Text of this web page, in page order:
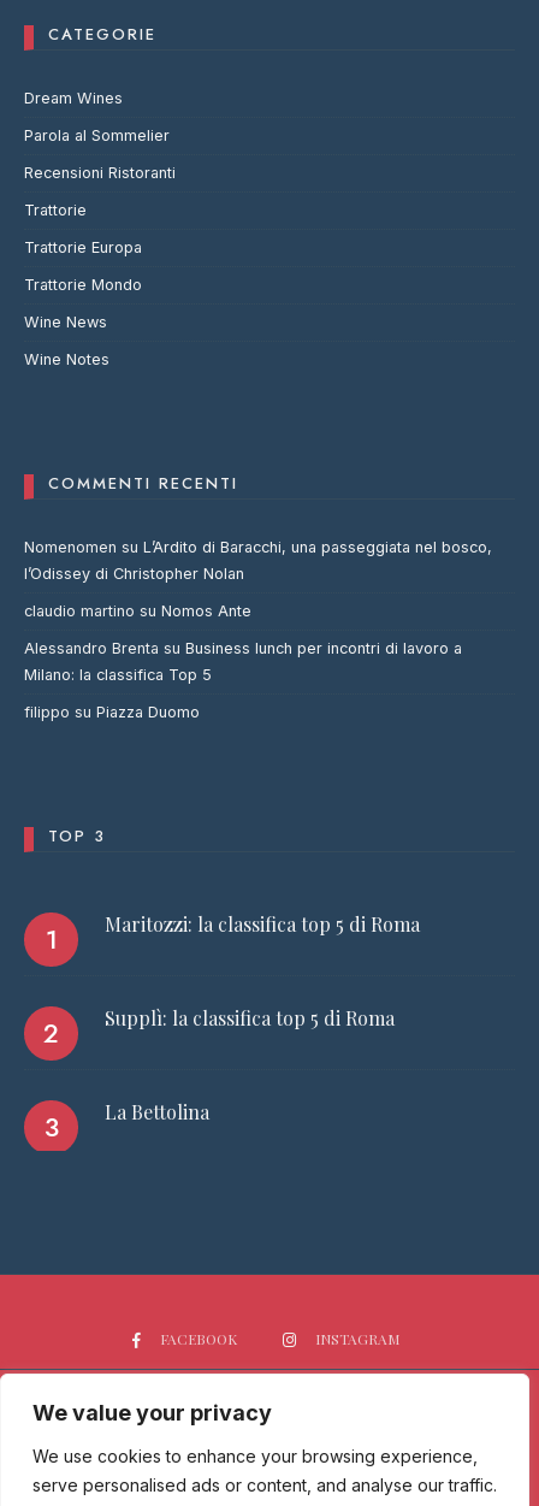
We value your privacy
We use cookies to enhance your browsing experience,
serve personalised ads or content, and analyse our traffic.
CATEGORIE
Dream Wines
Parola al Sommelier
Recensioni Ristoranti
Trattorie
Trattorie Europa
Trattorie Mondo
Wine News
Wine Notes
COMMENTI RECENTI
Nomenomen su L’Ardito di Baracchi, una passeggiata nel bosco,
l’Odissey di Christopher Nolan
claudio martino su Nomos Ante
Alessandro Brenta su Business lunch per incontri di lavoro a
Milano: la classifica Top 5
filippo su Piazza Duomo
TOP 3
Maritozzi: la classifica top 5 di Roma
Supplì: la classifica top 5 di Roma
La Bettolina
FACEBOOK INSTAGRAM
HOME CHI SIAMO